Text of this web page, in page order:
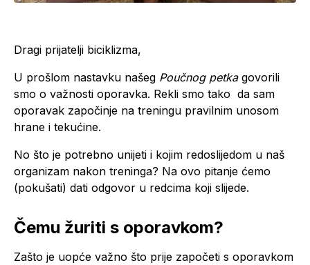
Dragi prijatelji biciklizma,
U prošlom nastavku našeg Poučnog petkagovorili
smo o važnosti oporavka. Rekli smo tako da sam
oporavak započinje na treningu pravilnim unosom
hrane i tekućine.
No što je potrebno unijeti i kojim redoslijedom u naš
organizam nakon treninga? Na ovo pitanje ćemo
(pokušati) dati odgovor u redcima koji slijede.
Čemu žuriti s oporavkom?
Zašto je uopće važno što prije započeti s oporavkom